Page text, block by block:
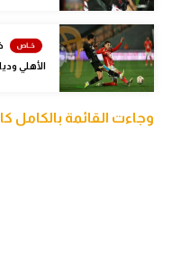
آسيا
أمريكا
ركن الألعاب
الأهلي
وجاءت القائمة بالكامل